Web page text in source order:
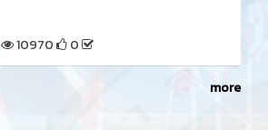
10970 0
more